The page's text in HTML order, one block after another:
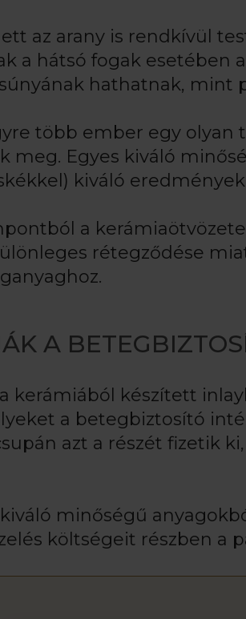
az arany is rendkívül
a hátsó fogak esetében
hathatnak, mint
több ember egy
meg. Egyes kiváló
kiváló
a
rétegződése
A
kerámiából készített
a betegbiztosító
azt a részét fizetik
minőségű
költségeit részben a